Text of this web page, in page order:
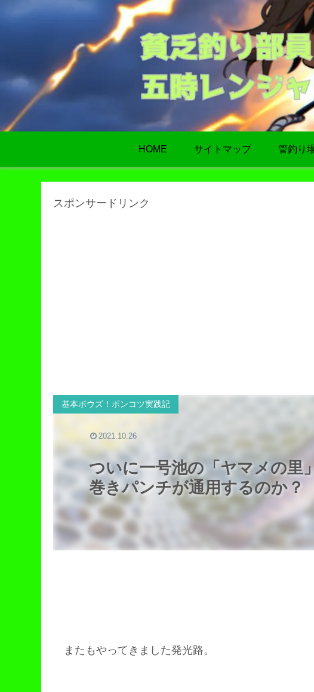
HOME サイトマップ 管釣り
スポンサードリンク
ついに一号池の「ヤマメの里
巻きパンチが通用するのか？
基本ボウズ！ポンコツ実践記
2021.10.26
またもやってきました発光路。